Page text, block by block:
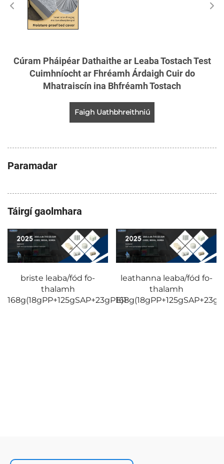
Cúram Pháipéar Dathaithe ar Leaba Tostach Test
Cuimhníocht ar Fhréamh Árdaigh Cuir do
Mhatraiscín ina Bhfréamh Tostach
Faigh Uathbhreithniú
Paramadar
Táirgí gaolmhara
briste leaba/fód fo-
thalamh
168g(18gPP+125gSAP+23gPE)1
leathanna leaba/fód fo-
thalamh